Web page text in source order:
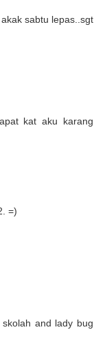
sabtu lepas..sgt
kat aku karang
=)
and lady bug